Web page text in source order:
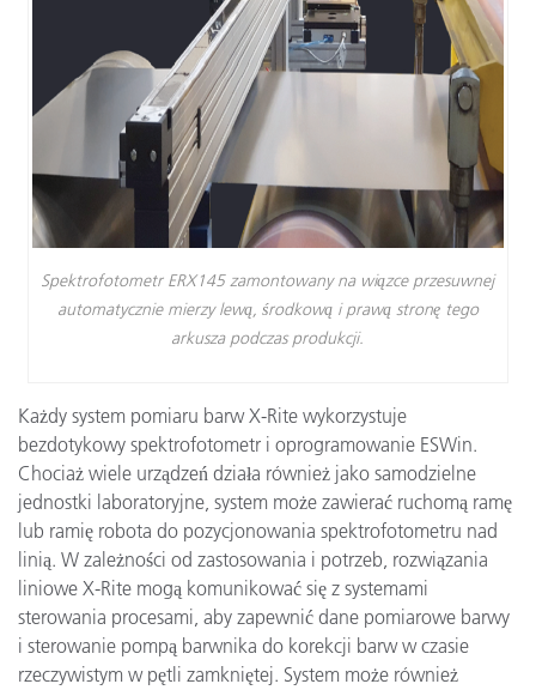
Spektrofotometr ERX145 zamontowany na wiązce przesuwnej
automatycznie mierzy lewą, środkową i prawą stronę tego
arkusza podczas produkcji.
Każdy system pomiaru barw X-Rite wykorzystuje
bezdotykowy spektrofotometr i oprogramowanie ESWin.
Chociaż wiele urządzeń działa również jako samodzielne
jednostki laboratoryjne, system może zawierać ruchomą ramę
lub ramię robota do pozycjonowania spektrofotometru nad
linią. W zależności od zastosowania i potrzeb, rozwiązania
liniowe X-Rite mogą komunikować się z systemami
sterowania procesami, aby zapewnić dane pomiarowe barwy
i sterowanie pompą barwnika do korekcji barw w czasie
rzeczywistym w pętli zamkniętej. System może również